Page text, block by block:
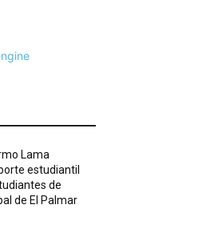
Lama
estudiantil
de
de El Palmar